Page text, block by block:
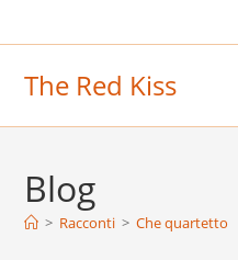
al
The Red Kiss
Blog
> Racconti > Che quartetto